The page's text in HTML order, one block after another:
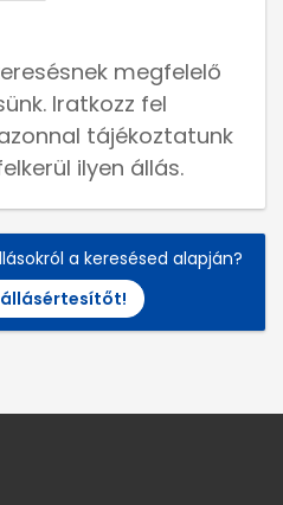
megfelelő
Iratkozz fel
tájékoztatunk
ilyen állás.
a keresésed alapján?
állásértesítőt!